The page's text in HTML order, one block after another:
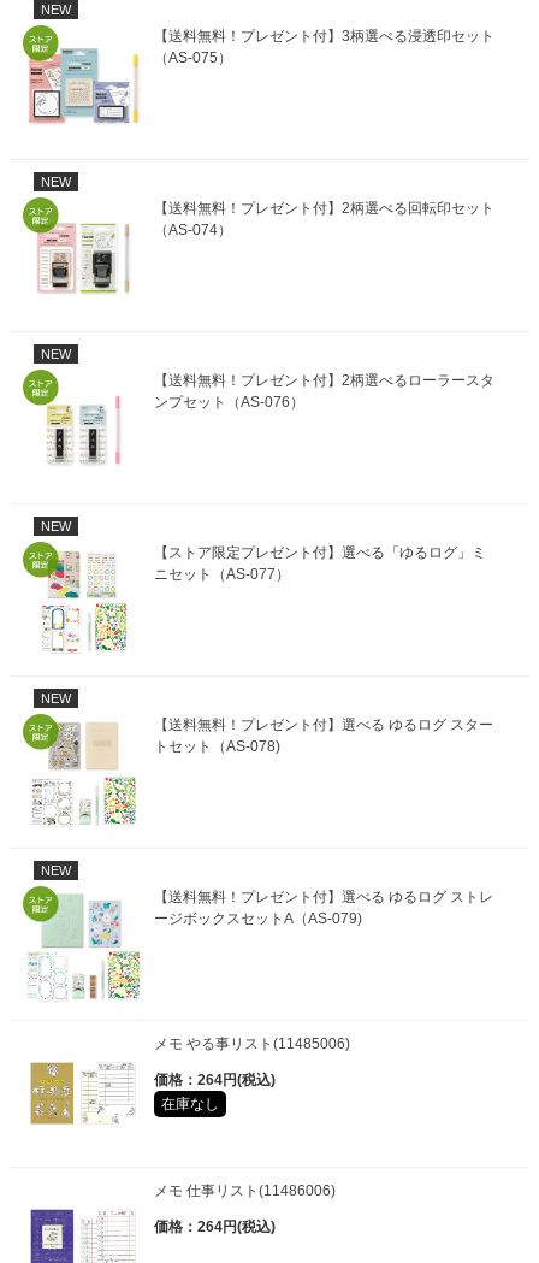
NEW
【送料無料！プレゼント付】3柄選べる浸透印セット
（AS-075）
NEW
【送料無料！プレゼント付】2柄選べる回転印セット
（AS-074）
NEW
【送料無料！プレゼント付】2柄選べるローラースタ
ンプセット（AS-076）
NEW
【ストア限定プレゼント付】選べる「ゆるログ」ミ
ニセット（AS-077）
NEW
【送料無料！プレゼント付】選べる ゆるログ スター
トセット（AS-078)
NEW
【送料無料！プレゼント付】選べる ゆるログ ストレ
ージボックスセットA（AS-079)
メモ やる事リスト(11485006)
価格：264円(税込)
在庫なし
メモ 仕事リスト(11486006)
価格：264円(税込)